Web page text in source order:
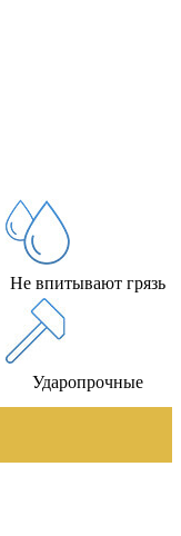
Не впитывают грязь
Ударопрочные